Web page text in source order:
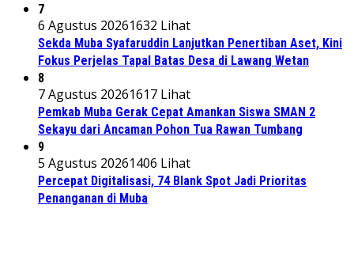
7
6 Agustus 20261632 Lihat
Sekda Muba Syafaruddin Lanjutkan Penertiban Aset, Kini
Fokus Perjelas Tapal Batas Desa di Lawang Wetan
8
7 Agustus 20261617 Lihat
Pemkab Muba Gerak Cepat Amankan Siswa SMAN 2
Sekayu dari Ancaman Pohon Tua Rawan Tumbang
9
5 Agustus 20261406 Lihat
Percepat Digitalisasi, 74 Blank Spot Jadi Prioritas
Penanganan di Muba